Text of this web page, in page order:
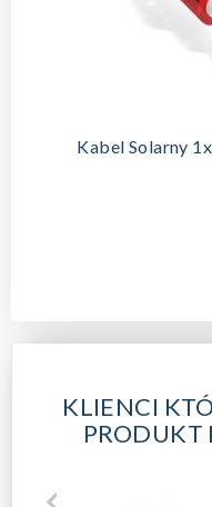
Kabel Solarny
KLIENCI
PRODUKT